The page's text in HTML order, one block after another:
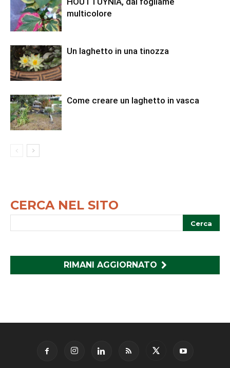
multicolore
Un laghetto in una tinozza
Come creare un laghetto in vasca
CERCA NEL SITO
RIMANI AGGIORNATO